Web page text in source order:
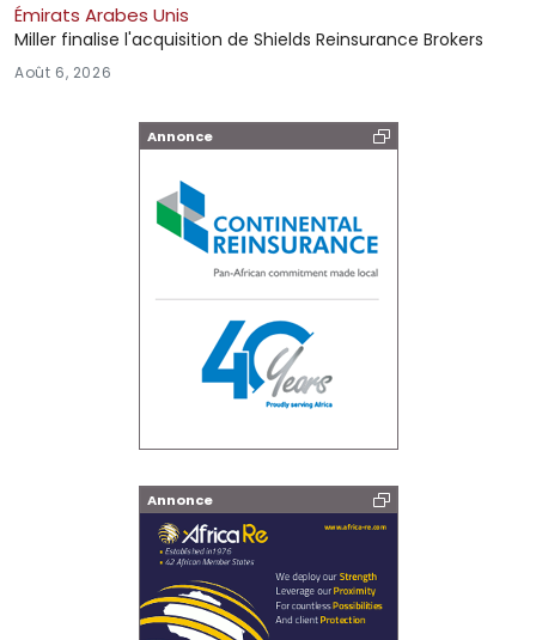
Émirats Arabes Unis
Miller finalise l'acquisition de Shields Reinsurance Brokers
Août 6, 2026
Annonce
Annonce